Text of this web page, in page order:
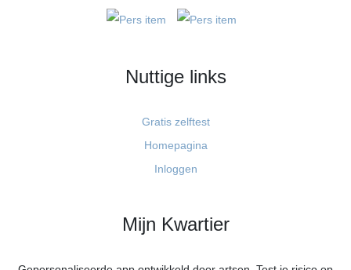
Mijn Kwartier
Nuttige links
Gratis zelftest
Homepagina
Inloggen